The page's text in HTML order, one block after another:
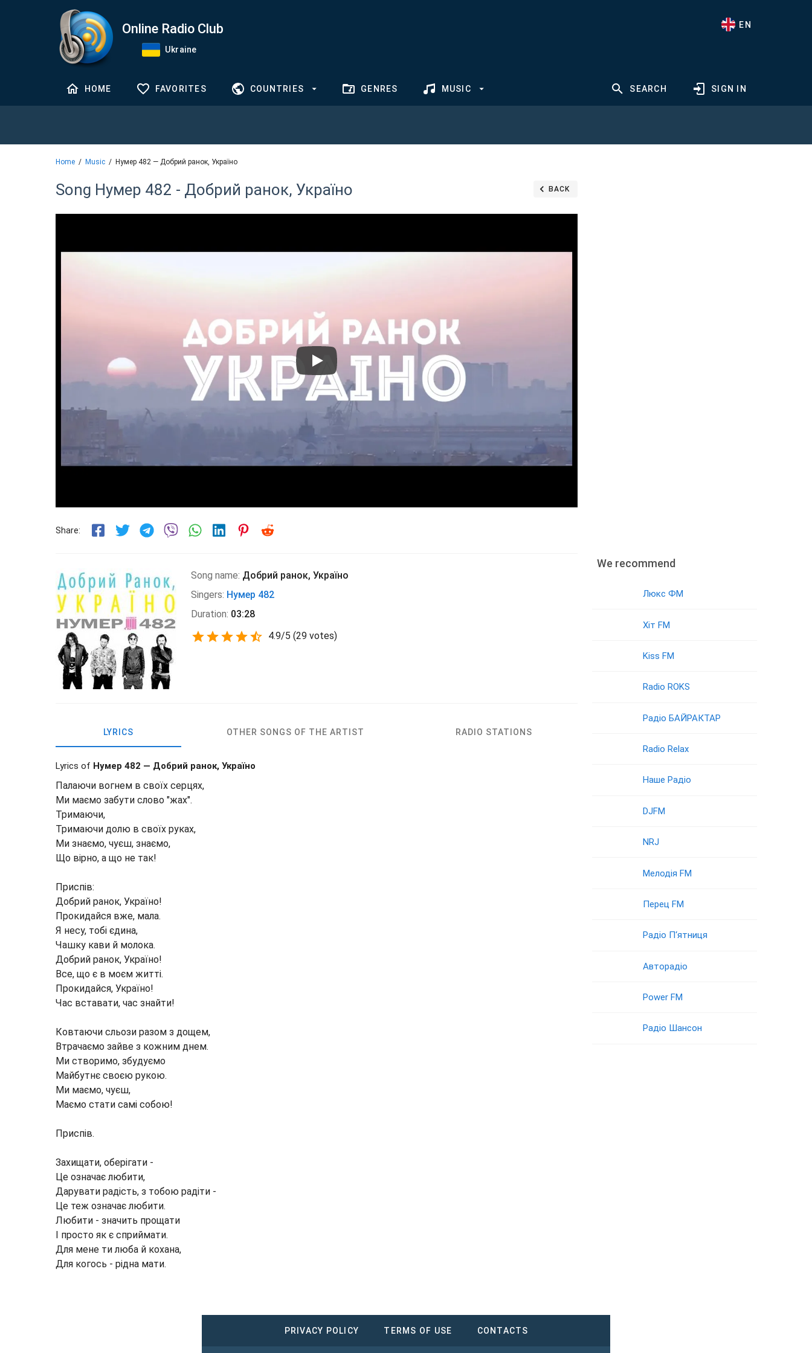
Online Radio Club
Ukraine
EN
HOME FAVORITES COUNTRIES GENRES MUSIC SEARCH SIGN IN
Home Music Нумер 482 — Добрий ранок, Україно
Song Нумер 482 - Добрий ранок, Україно BACK
Share:
Song name: Добрий ранок, Україно
Singers: Нумер 482
Duration: 03:28
4.9/5 (29 votes)
LYRICS OTHER SONGS OF THE ARTIST RADIO STATIONS
Lyrics of Нумер 482 — Добрий ранок, Україно
Палаючи вогнем в своїх серцях,
Ми маємо забути слово "жах".
Тримаючи,
Тримаючи долю в своїх руках,
Ми знаємо, чуєш, знаємо,
Що вірно, а що не так!
Приспів:
Добрий ранок, Україно!
Прокидайся вже, мала.
Я несу, тобі єдина,
Чашку кави й молока.
Добрий ранок, Україно!
Все, що є в моєм житті.
Прокидайся, Україно!
Час вставати, час знайти!
Ковтаючи сльози разом з дощем,
Втрачаємо зайве з кожним днем.
Ми створимо, збудуємо
Майбутнє своєю рукою.
Ми маємо, чуєш,
Маємо стати самі собою!
Приспів.
Захищати, оберігати -
Це означає любити,
Дарувати радість, з тобою радіти -
Це теж означає любити.
Любити - значить прощати
І просто як є сприймати.
Для мене ти люба й кохана,
Для когось - рідна мати.
We recommend
Люкс ФМ
Хіт FM
Kiss FM
Radio ROKS
Радіо БАЙРАКТАР
Radio Relax
Наше Радіо
DJFM
NRJ
Мелодія FM
Перец FM
Радіо П‘ятниця
Авторадіо
Power FM
Радіо Шансон
PRIVACY POLICY TERMS OF USE CONTACTS